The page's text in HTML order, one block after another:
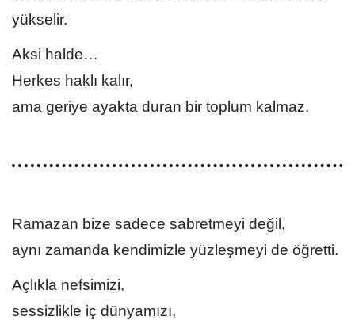
yükselir.
Aksi halde…
Herkes haklı kalır,
ama geriye ayakta duran bir toplum kalmaz.
Ramazan bize sadece sabretmeyi değil,
aynı zamanda kendimizle yüzleşmeyi de öğretti.
Açlıkla nefsimizi,
sessizlikle iç dünyamızı,